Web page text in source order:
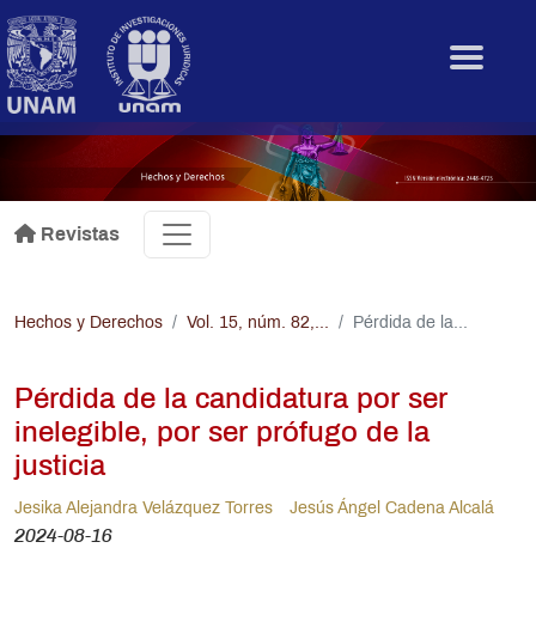
.
Revistas
Hechos y Derechos Vol. 15, núm. 82,... Pérdida de la...
Pérdida de la candidatura por ser
inelegible, por ser prófugo de la
justicia
Jesika Alejandra Velázquez Torres Jesús Ángel Cadena Alcalá
2024-08-16